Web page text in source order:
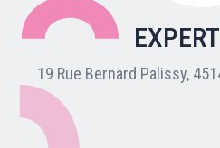
Nos adhérents
Carte du réseau
Nos partenaires
19 Rue Bernard Palissy,